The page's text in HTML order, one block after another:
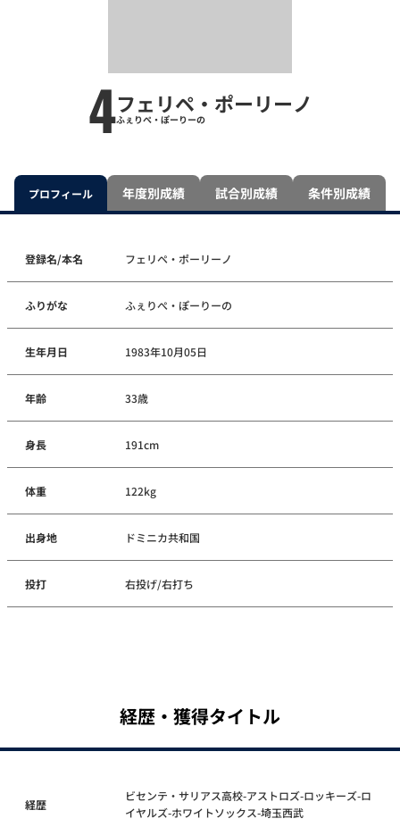
4フェリペ・ポーリーノ
ふぇりぺ・ぽーりーの
プロフィール 年度別成績 試合別成績 条件別成績
登録名/本名 フェリペ・ポーリーノ
ふりがな ふぇりぺ・ぽーりーの
生年月日 1983年10月05日
年齢 33歳
身長 191cm
体重 122kg
出身地 ドミニカ共和国
投打 右投げ/右打ち
経歴・獲得タイトル
経歴
ビセンテ・サリアス高校-アストロズ-ロッキーズ-ロ
イヤルズ-ホワイトソックス-埼玉西武